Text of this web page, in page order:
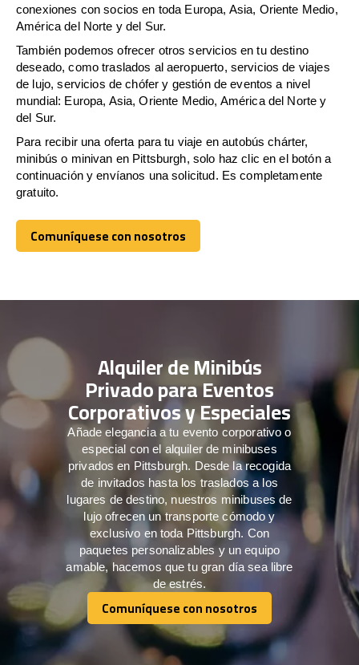
conexiones con socios en toda Europa, Asia, Oriente Medio,
América del Norte y del Sur.
También podemos ofrecer otros servicios en tu destino
deseado, como traslados al aeropuerto, servicios de viajes
de lujo, servicios de chófer y gestión de eventos a nivel
mundial: Europa, Asia, Oriente Medio, América del Norte y
del Sur.
Para recibir una oferta para tu viaje en autobús chárter,
minibús o minivan en Pittsburgh, solo haz clic en el botón a
continuación y envíanos una solicitud. Es completamente
gratuito.
Comuníquese con nosotros
Comuníquese con nosotros
Alquiler de Minibús
Privado para Eventos
Corporativos y Especiales
Añade elegancia a tu evento corporativo o
especial con el alquiler de minibuses
privados en Pittsburgh. Desde la recogida
de invitados hasta los traslados a los
lugares de destino, nuestros minibuses de
lujo ofrecen un transporte cómodo y
exclusivo en toda Pittsburgh. Con
paquetes personalizables y un equipo
amable, hacemos que tu gran día sea libre
de estrés.
Comuníquese con nosotros
Comuníquese con nosotros